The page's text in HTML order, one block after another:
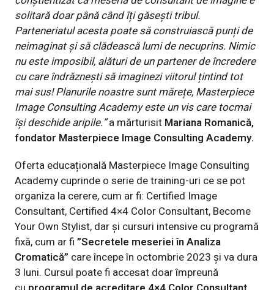
solitară doar până când îți găseşti tribul.
Parteneriatul acesta poate să construiască punți de
neimaginat și să clădească lumi de necuprins. Nimic
nu este imposibil, alături de un partener de încredere
cu care îndrăznești să imaginezi viitorul țintind tot
mai sus! Planurile noastre sunt mărețe, Masterpiece
Image Consulting Academy este un vis care tocmai
își deschide aripile.”a mărturisit Mariana Romanică,
fondator Masterpiece Image Consulting Academy.
Oferta educațională Masterpiece Image Consulting
Academy cuprinde o serie de training-uri ce se pot
organiza la cerere, cum ar fi: Certified Image
Consultant, Certified 4×4 Color Consultant, Become
Your Own Stylist, dar și cursuri intensive cu programă
fixă, cum ar fi ”Secretele meseriei în Analiza
Cromatică” care începe în octombrie 2023 și va dura
3 luni. Cursul poate fi accesat doar împreună